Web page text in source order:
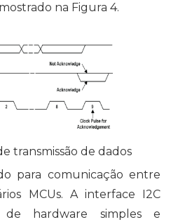
na Figura 4.
transmissão de dados
para comunicação entre
MCUs. A interface I2C
de hardware simples e